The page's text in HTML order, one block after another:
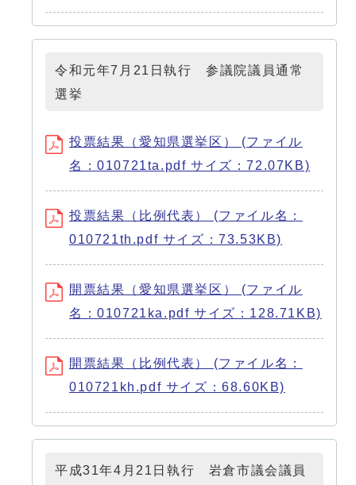
令和元年7月21日執行 参議院議員通常
選挙
投票結果（愛知県選挙区） (ファイル
名：010721ta.pdf サイズ：72.07KB)
投票結果（比例代表） (ファイル名：
010721th.pdf サイズ：73.53KB)
開票結果（愛知県選挙区） (ファイル
名：010721ka.pdf サイズ：128.71KB)
開票結果（比例代表） (ファイル名：
010721kh.pdf サイズ：68.60KB)
平成31年4月21日執行 岩倉市議会議員